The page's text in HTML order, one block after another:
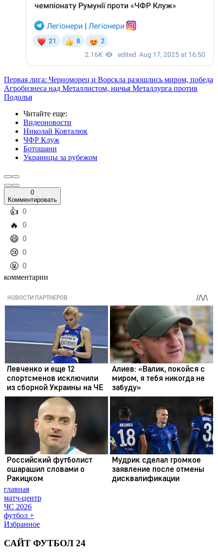
Первая лига: Черноморец и Ворскла разошлись миром, победа
Агробизнеса над Металлистом, ничья Металлурга против
Подолья
Читайте еще:
Видеоновости
Николай Ковталюк
ЧФР Клуж
Ботошани
Украинцы за рубежом
0
Комментировать
️👍 0
️🔥 0
️😄 0
️😢 0
️🤬 0
комментарии
главная
матч-центр
ЧС 2026
футбол +
Избранное
САЙТ ФУТБОЛ 24